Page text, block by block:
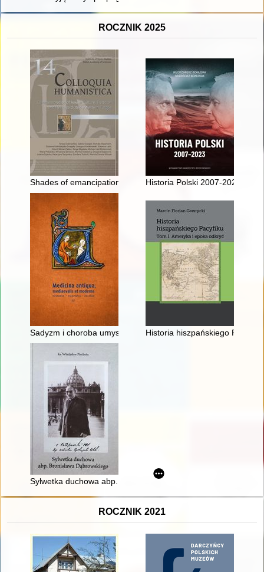
ROCZNIK 2025
Shades of emancipation : the missed opportunities and
Historia Polski 2007-2023
Sadyzm i choroba umysłowa w środowisku magnackim
Historia hiszpańskiego
Sylwetka duchowa abp. Bronisława Dąbrowskiego
ROCZNIK 2021